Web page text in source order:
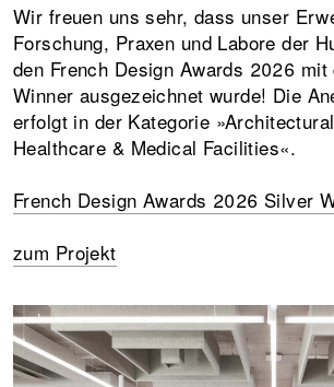
Wir freuen uns sehr, dass unser
Forschung, Praxen und Labore der
den French Design Awards 2026
Winner ausgezeichnet wurde! Die
erfolgt in der Kategorie
Healthcare & Medical Facilities«.
French Design Awards 2026 Silver
zum Projekt